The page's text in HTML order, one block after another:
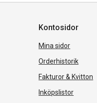
Kontosidor
Mina sidor
Orderhistorik
Fakturor & Kvitton
Inköpslistor